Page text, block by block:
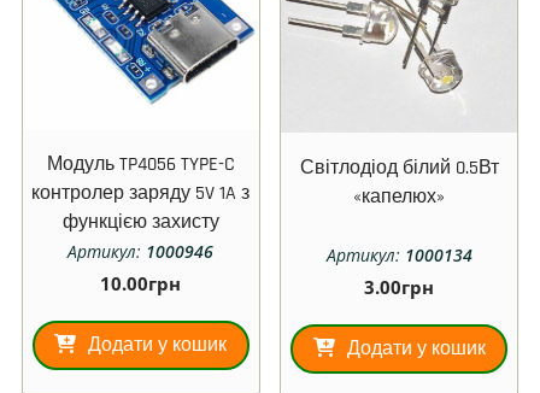
Модуль TP4056 TYPE-C
контролер заряду 5V 1A з
функцією захисту
акумулятора
Артикул: 1000946
10.00грн
Додати у кошик
Світлодіод білий 0.5Вт
«капелюх»
Артикул: 1000134
3.00грн
Додати у кошик